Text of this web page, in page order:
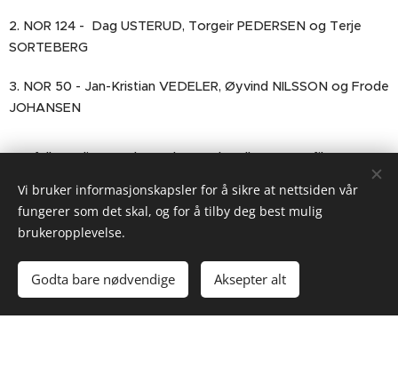
2. NOR 124 - Dag USTERUD, Torgeir PEDERSEN og Terje
SORTEBERG
3. NOR 50 - Jan-Kristian VEDELER, Øyvind NILSSON og Frode
JOHANSEN
For fullstendige resultater, last ned vedlagte PDF fil:
LAST NED NM 2021.pdf
2025 © Norsk Solingklubb
Vi bruker informasjonskapsler for å sikre at nettsiden vår
fungerer som det skal, og for å tilby deg best mulig
brukeropplevelse.
Godta bare nødvendige Aksepter alt